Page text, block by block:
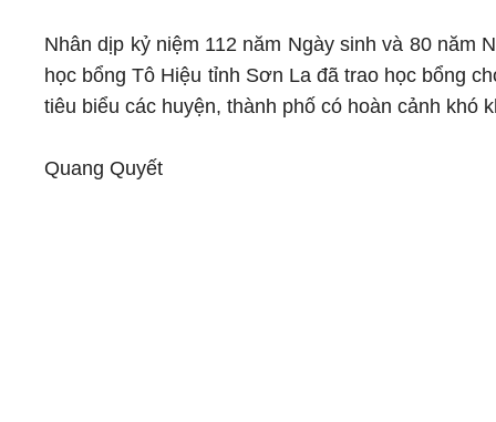
Nhân dịp kỷ niệm 112 năm Ngày sinh và 80 năm
học bổng Tô Hiệu tỉnh Sơn La đã trao học bổng
tiêu biểu các huyện, thành phố có hoàn cảnh khó
Quang Quyết